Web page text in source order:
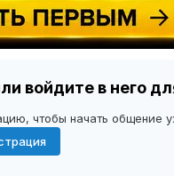
войдите в него
чтобы начать общение